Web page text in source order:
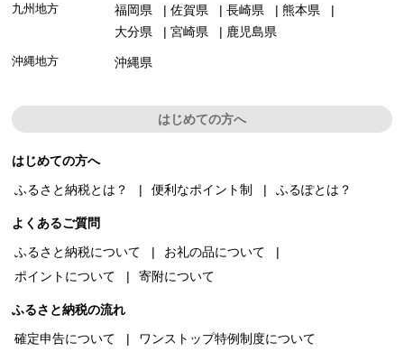
九州地方 福岡県 佐賀県 長崎県
熊本県
大分県
宮崎県 鹿児島県
沖縄地方 沖縄県
はじめての方へ
はじめての方へ
ふるさと納税とは？
便利なポイント制 ふるぽとは？
よくあるご質問
ふるさと納税について
お礼の品について
ポイントについて
寄附について
ふるさと納税の流れ
確定申告について
ワンストップ特例制度について